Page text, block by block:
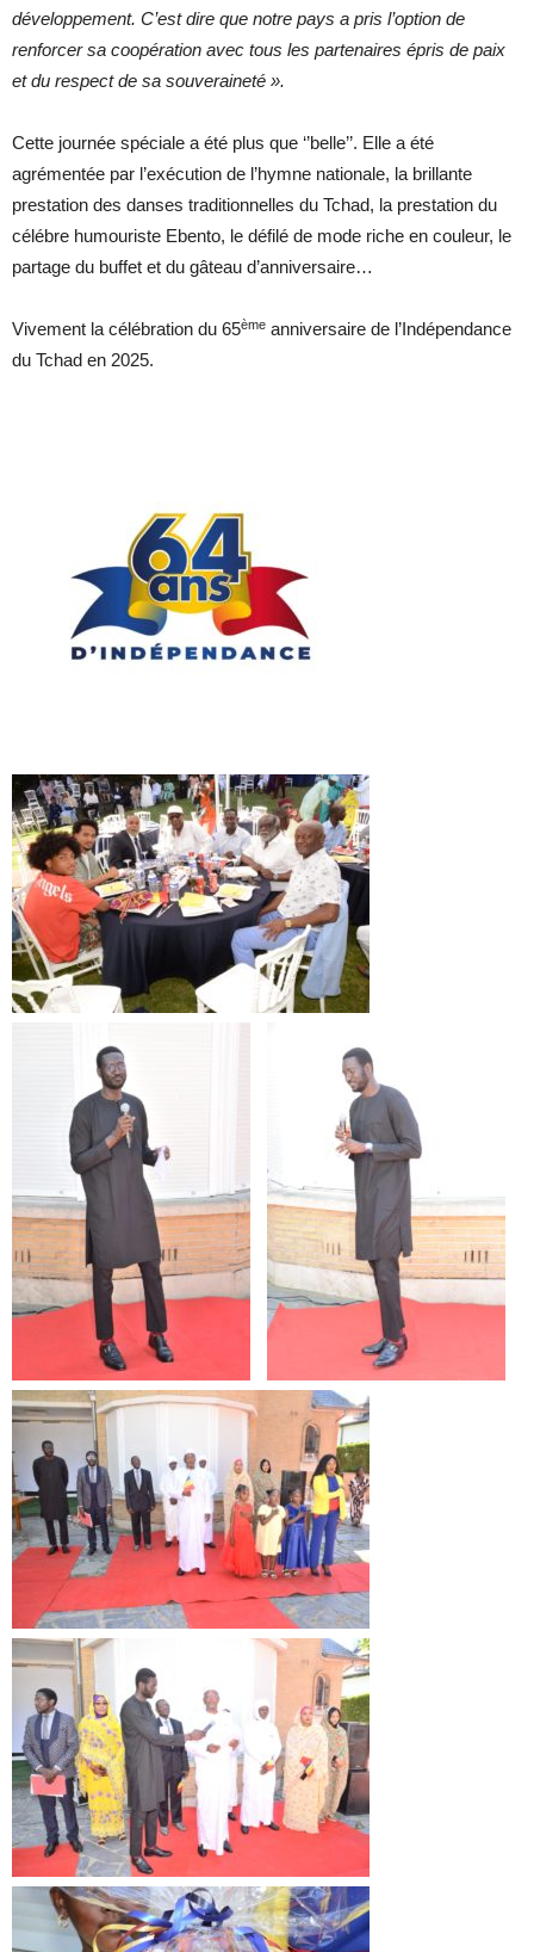
développement. C’est dire que notre pays a pris l’option de
renforcer sa coopération avec tous les partenaires épris de paix
et du respect de sa souveraineté ».
Cette journée spéciale a été plus que ‘’belle’’. Elle a été
agrémentée par l’exécution de l’hymne nationale, la brillante
prestation des danses traditionnelles du Tchad, la prestation du
célébre humouriste Ebento, le défilé de mode riche en couleur, le
partage du buffet et du gâteau d’anniversaire…
Vivement la célébration du 65ème anniversaire de l’Indépendance
du Tchad en 2025.